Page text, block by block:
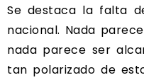
Se destaca la falta
nacional. Nada
nada parece ser
tan polarizado de